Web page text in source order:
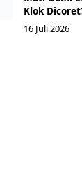
Klok
16 Juli 2026